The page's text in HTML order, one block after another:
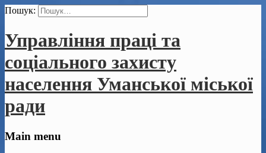
Пошук:
Управління праці та
соціального захисту
населення Уманської міської
ради
Main menu